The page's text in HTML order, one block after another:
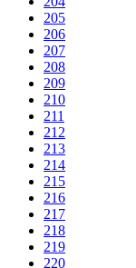
205
206
207
208
209
210
211
212
213
214
215
216
217
218
219
220